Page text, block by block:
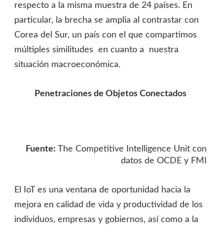
respecto a la misma muestra de 24 países. En
particular, la brecha se amplia al contrastar con
Corea del Sur, un país con el que compartimos
múltiples similitudes en cuanto a nuestra
situación macroeconómica.
Penetraciones de Objetos Conectados
Fuente: The Competitive Intelligence Unit con
datos de OCDE y FMI
El IoT es una ventana de oportunidad hacia la
mejora en calidad de vida y productividad de los
individuos, empresas y gobiernos, así como a la